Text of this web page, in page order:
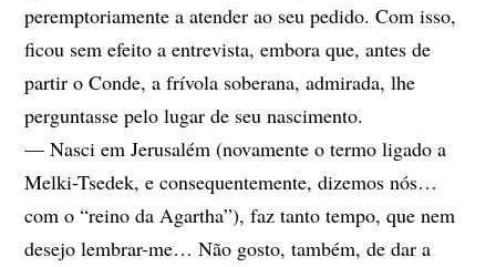
peremptoriamente a atender ao seu pedido. Com isso,
ficou sem efeito a entrevista, embora que, antes de
partir o Conde, a frívola soberana, admirada, lhe
perguntasse pelo lugar de seu nascimento.
— Nasci em Jerusalém (novamente o termo ligado a
Melki-Tsedek, e consequentemente, dizemos nós…
com o “reino da Agartha”), faz tanto tempo, que nem
desejo lembrar-me… Não gosto, também, de dar a